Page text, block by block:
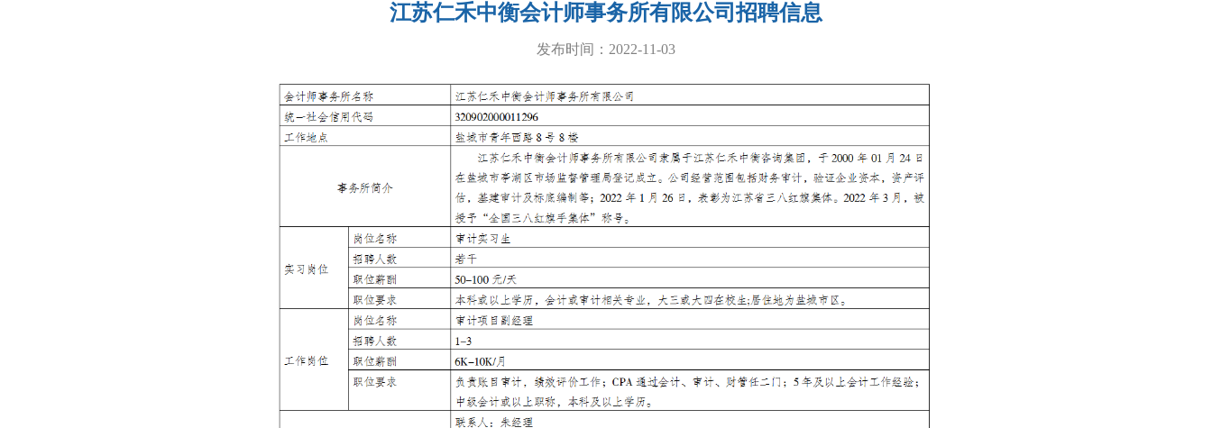
江苏仁禾中衡会计师事务所有限公司招聘信息
发布时间：2022-11-03